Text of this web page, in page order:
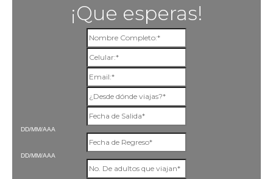
¡Que esperas!
DD/MM/AAA
DD/MM/AAA